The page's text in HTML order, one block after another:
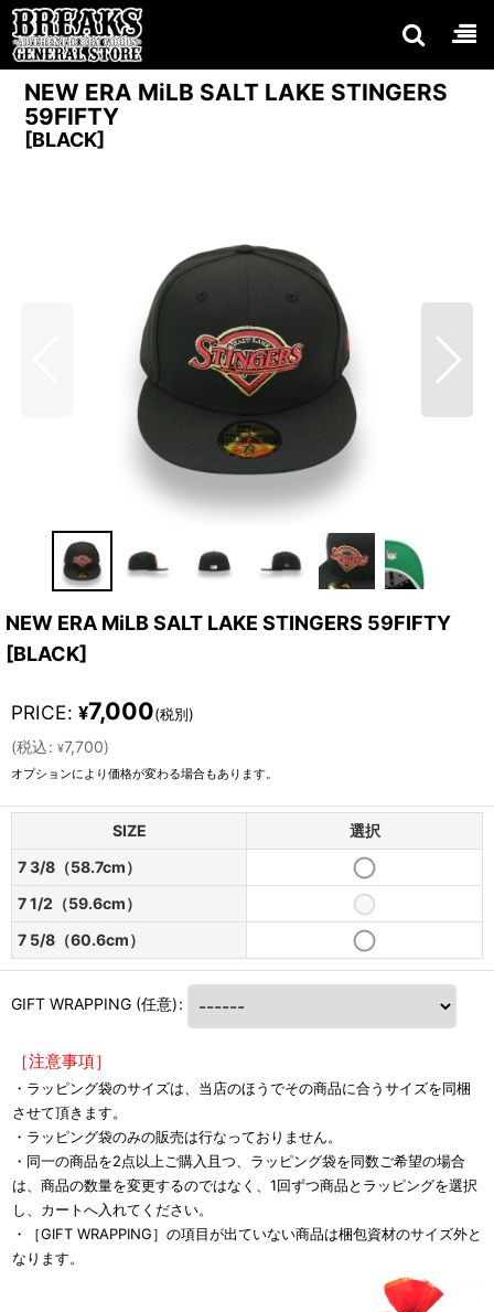
NEW ERA MiLB SALT LAKE STINGERS
59FIFTY
[BLACK]
NEW ERA MiLB SALT LAKE STINGERS 59FIFTY
[BLACK]
PRICE: ¥7,000(税別)
(税込: ¥7,700)
オプションにより価格が変わる場合もあります。
SIZE
選択
7 3/8（58.7cm）
7 1/2（59.6cm）
7 5/8（60.6cm）
GIFT WRAPPING (任意):
［注意事項］
・ラッピング袋のサイズは、当店のほうでその商品に合うサイズを同梱
させて頂きます。
・ラッピング袋のみの販売は行なっておりません。
・同一の商品を2点以上ご購入且つ、ラッピング袋を同数ご希望の場合
は、商品の数量を変更するのではなく、1回ずつ商品とラッピングを選択
し、カートへ入れてください。
・［GIFT WRAPPING］の項目が出ていない商品は梱包資材のサイズ外と
なります。